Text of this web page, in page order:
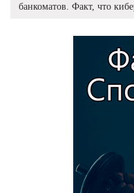
банкоматов. Факт, что